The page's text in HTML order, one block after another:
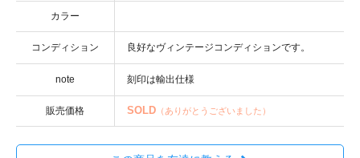
カラー
コンディション
note
販売価格 SOLD （ありがとうございました）